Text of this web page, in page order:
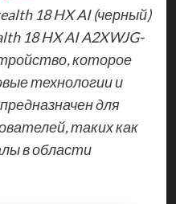
18 HX AI (черный)
18 HX AI A2XWJG-
которое
технологии и
для
таких как
в области